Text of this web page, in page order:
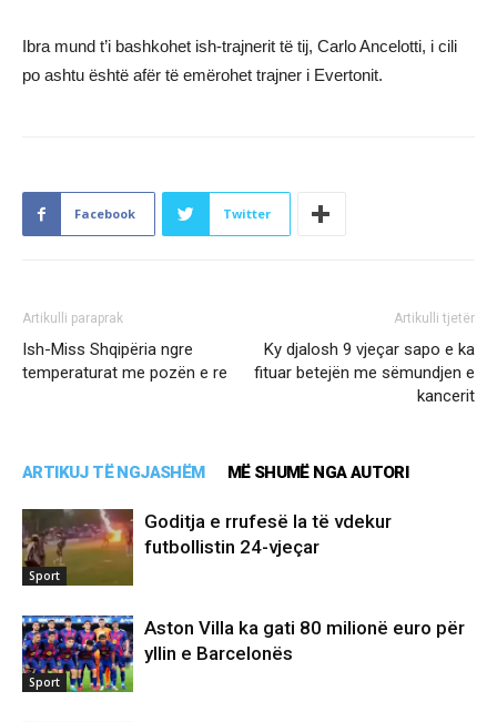
Ibra mund t’i bashkohet ish-trajnerit të tij, Carlo Ancelotti, i cili
po ashtu është afër të emërohet trajner i Evertonit.
Facebook Twitter
Artikulli paraprak
Ish-Miss Shqipëria ngre
temperaturat me pozën e re
Artikulli tjetër
Ky djalosh 9 vjeçar sapo e ka
fituar betejën me sëmundjen e
kancerit
ARTIKUJ TË NGJASHËM MË SHUMË NGA AUTORI
Sport
Goditja e rrufesë la të vdekur
futbollistin 24-vjeçar
Sport
Aston Villa ka gati 80 milionë euro për
yllin e Barcelonës